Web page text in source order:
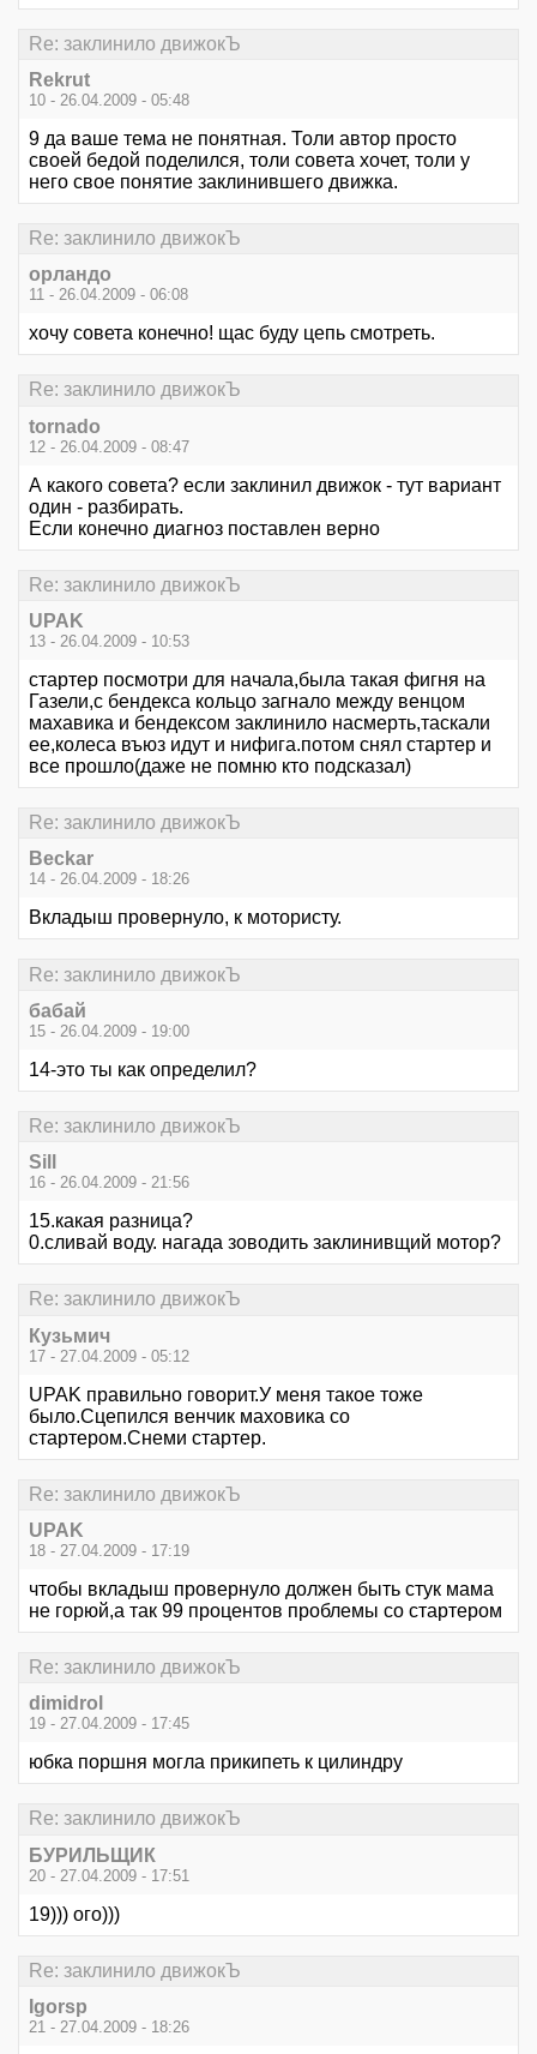
Re: заклинило движокЪ
Rekrut
10 - 26.04.2009 - 05:48
9 да ваше тема не понятная. Толи автор просто
своей бедой поделился, толи совета хочет, толи у
него свое понятие заклинившего движка.
Re: заклинило движокЪ
орландо
11 - 26.04.2009 - 06:08
хочу совета конечно! щас буду цепь смотреть.
Re: заклинило движокЪ
tornado
12 - 26.04.2009 - 08:47
А какого совета? если заклинил движок - тут вариант
один - разбирать.
Если конечно диагноз поставлен верно
Re: заклинило движокЪ
UPAK
13 - 26.04.2009 - 10:53
стартер посмотри для начала,была такая фигня на
Газели,с бендекса кольцо загнало между венцом
махавика и бендексом заклинило насмерть,таскали
ее,колеса въюз идут и нифига.потом снял стартер и
все прошло(даже не помню кто подсказал)
Re: заклинило движокЪ
Beckar
14 - 26.04.2009 - 18:26
Вкладыш провернуло, к мотористу.
Re: заклинило движокЪ
бабай
15 - 26.04.2009 - 19:00
14-это ты как определил?
Re: заклинило движокЪ
Sill
16 - 26.04.2009 - 21:56
15.какая разница?
0.сливай воду. нагада зоводить заклинивщий мотор?
Re: заклинило движокЪ
Кузьмич
17 - 27.04.2009 - 05:12
UPAK правильно говорит.У меня такое тоже
было.Сцепился венчик маховика со
стартером.Снеми стартер.
Re: заклинило движокЪ
UPAK
18 - 27.04.2009 - 17:19
чтобы вкладыш провернуло должен быть стук мама
не горюй,а так 99 процентов проблемы со стартером
Re: заклинило движокЪ
dimidrol
19 - 27.04.2009 - 17:45
юбка поршня могла прикипеть к цилиндру
Re: заклинило движокЪ
БУРИЛЬЩИК
20 - 27.04.2009 - 17:51
19))) ого)))
Re: заклинило движокЪ
Igorsp
21 - 27.04.2009 - 18:26